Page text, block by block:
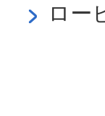
ロー